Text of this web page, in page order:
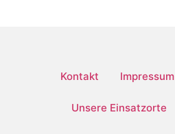
Kontakt Impressum
Unsere Einsatzorte